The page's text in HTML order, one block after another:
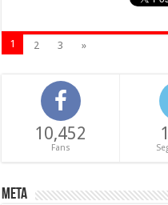
1 2 3 »
10,452
Fans
Meta